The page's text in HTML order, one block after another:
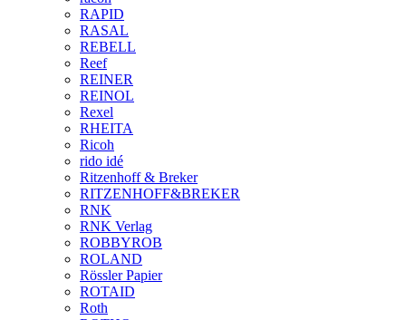
RAPID
RASAL
REBELL
Reef
REINER
REINOL
Rexel
RHEITA
Ricoh
rido idé
Ritzenhoff & Breker
RITZENHOFF&BREKER
RNK
RNK Verlag
ROBBYROB
ROLAND
Rössler Papier
ROTAID
Roth